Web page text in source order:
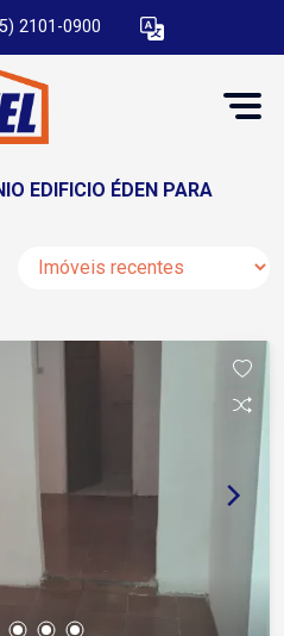
2101-0900
EDIFICIO ÉDEN PARA